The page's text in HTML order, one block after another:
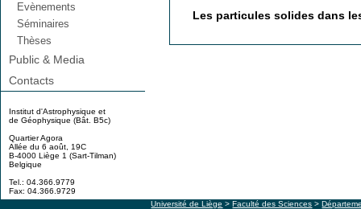
Evènements
Séminaires
Thèses
Public & Media
Contacts
Institut d'Astrophysique et
de Géophysique (Bât. B5c)
Quartier Agora
Allée du 6 août, 19C
B-4000 Liège 1 (Sart-Tilman)
Belgique
Tel.: 04.366.9779
Fax: 04.366.9729
Les particules solides dans
Université de Liège >Faculté des Sciences >